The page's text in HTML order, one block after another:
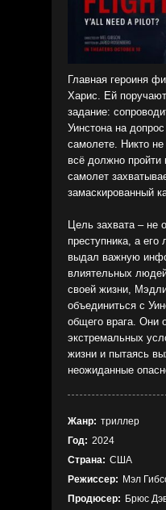
Главная героиня
Харис. Ей
задание:
Уинстона на
самолете. Никто
всё должно пройти
самолет
замаскированный
Цель захвата – не
преступника, а его
выдал важную
влиятельных
своей жизни,
объединиться с
общего врага. Они
экстремальных
жизни и пытаясь
неожиданные
Жанр: триллер
Год: 2024
Страна: США
Режиссер: Мэл
Продюсер: Брюс